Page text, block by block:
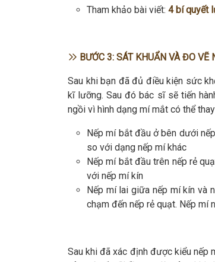
Tham khảo bài viết: 4 bí quyết
BƯỚC 3: SÁT KHUẨN VÀ ĐO VẼ
Sau khi bạn đã đủ điều kiện sức
kĩ lưỡng. Sau đó bác sĩ sẽ tiến
ngồi vì hình dạng mí mắt có thể
Nếp mí bắt đầu ở bên dưới
so với dạng nếp mí khác
Nếp mí bắt đầu trên nếp rẻ
với nếp mí kín
Nếp mí lai giữa nếp mí kín và
chạm đến nếp rẻ quạt. Nếp mí
Sau khi đã xác định được kiểu nếp